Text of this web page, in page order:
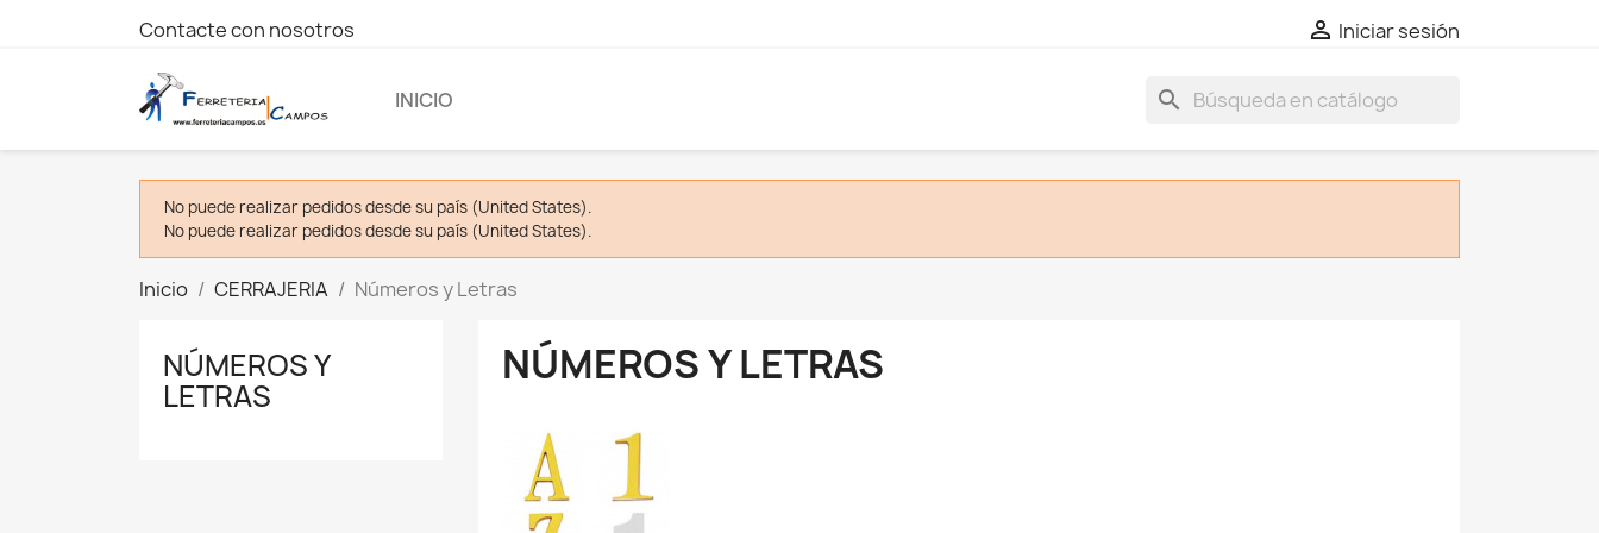
Contacte con nosotros  Iniciar sesión
INICIO search
No puede realizar pedidos desde su país (United States).
No puede realizar pedidos desde su país (United States).
Inicio CERRAJERIA Números y Letras
NÚMEROS Y
LETRAS
NÚMEROS Y LETRAS